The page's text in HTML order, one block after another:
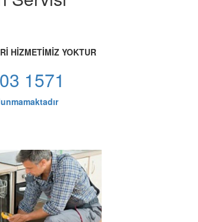
HİZMETİMİZ YOKTUR
1571